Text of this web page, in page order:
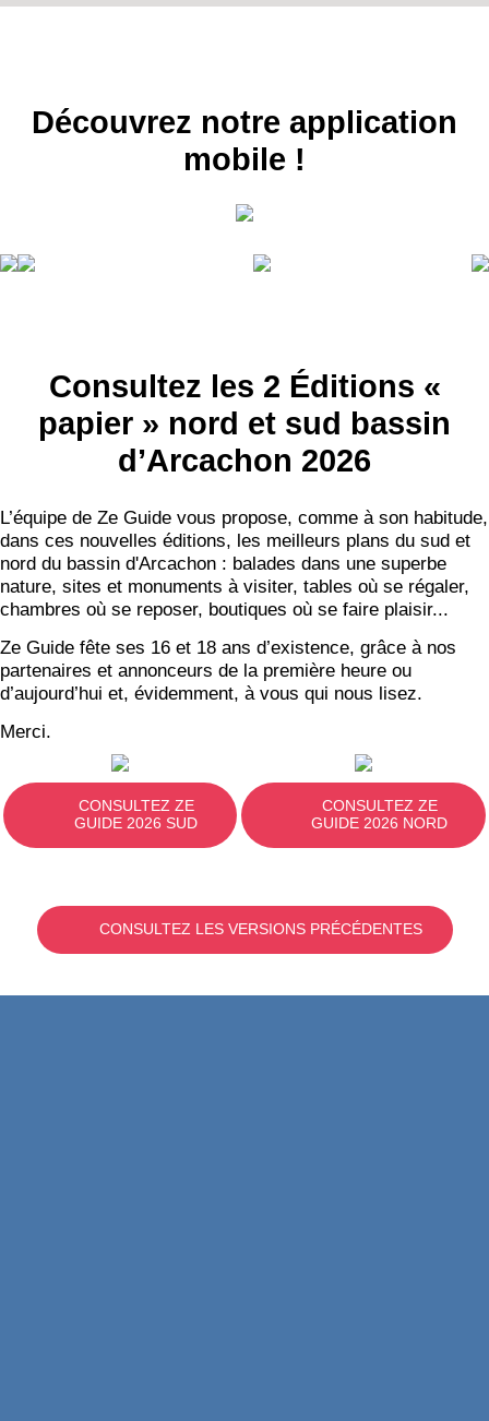
INSCRIPTION
NEWSLETTER
Découvrez notre application
mobile !
Consultez les 2 Éditions «
papier » nord et sud bassin
d’Arcachon 2026
L’équipe de Ze Guide vous propose, comme à son habitude,
dans ces nouvelles éditions, les meilleurs plans du sud et
nord du bassin d'Arcachon : balades dans une superbe
nature, sites et monuments à visiter, tables où se régaler,
chambres où se reposer, boutiques où se faire plaisir...
Ze Guide fête ses 16 et 18 ans d’existence, grâce à nos
partenaires et annonceurs de la première heure ou
d’aujourd’hui et, évidemment, à vous qui nous lisez.
Merci.
CONSULTEZ ZE
GUIDE 2026 SUD
CONSULTEZ ZE
GUIDE 2026 NORD
CONSULTEZ LES VERSIONS PRÉCÉDENTES